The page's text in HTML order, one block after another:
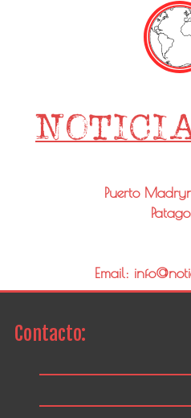
Puerto
Email:
Contacto: